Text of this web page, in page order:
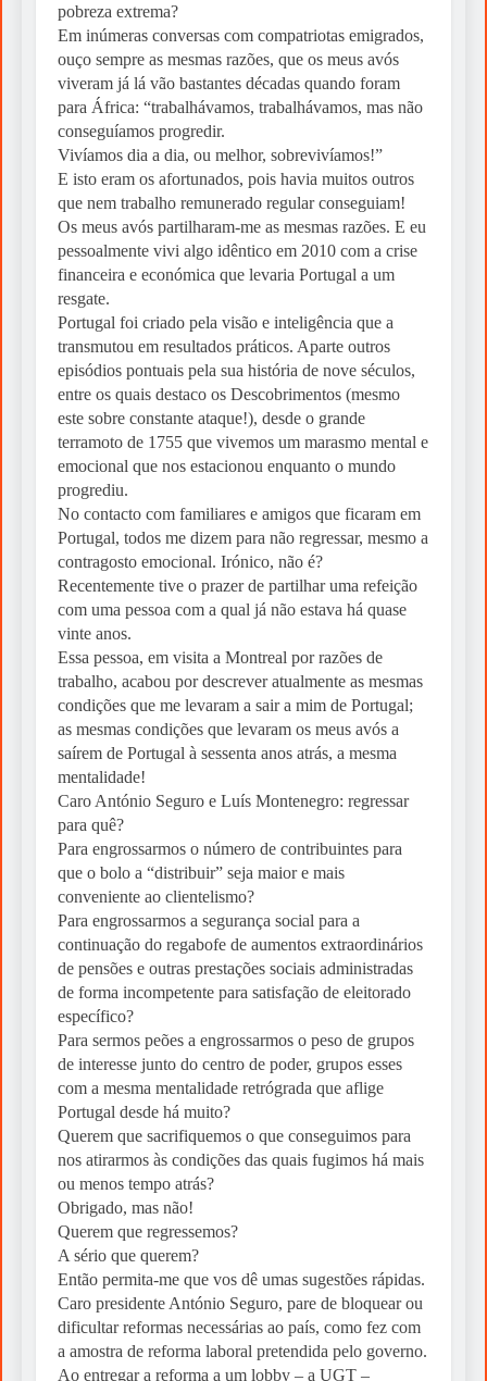
pobreza extrema?
Em inúmeras conversas com compatriotas emigrados,
ouço sempre as mesmas razões, que os meus avós
viveram já lá vão bastantes décadas quando foram
para África: “trabalhávamos, trabalhávamos, mas não
conseguíamos progredir.
Vivíamos dia a dia, ou melhor, sobrevivíamos!”
E isto eram os afortunados, pois havia muitos outros
que nem trabalho remunerado regular conseguiam!
Os meus avós partilharam-me as mesmas razões. E eu
pessoalmente vivi algo idêntico em 2010 com a crise
financeira e económica que levaria Portugal a um
resgate.
Portugal foi criado pela visão e inteligência que a
transmutou em resultados práticos. Aparte outros
episódios pontuais pela sua história de nove séculos,
entre os quais destaco os Descobrimentos (mesmo
este sobre constante ataque!), desde o grande
terramoto de 1755 que vivemos um marasmo mental e
emocional que nos estacionou enquanto o mundo
progrediu.
No contacto com familiares e amigos que ficaram em
Portugal, todos me dizem para não regressar, mesmo a
contragosto emocional. Irónico, não é?
Recentemente tive o prazer de partilhar uma refeição
com uma pessoa com a qual já não estava há quase
vinte anos.
Essa pessoa, em visita a Montreal por razões de
trabalho, acabou por descrever atualmente as mesmas
condições que me levaram a sair a mim de Portugal;
as mesmas condições que levaram os meus avós a
saírem de Portugal à sessenta anos atrás, a mesma
mentalidade!
Caro António Seguro e Luís Montenegro: regressar
para quê?
Para engrossarmos o número de contribuintes para
que o bolo a “distribuir” seja maior e mais
conveniente ao clientelismo?
Para engrossarmos a segurança social para a
continuação do regabofe de aumentos extraordinários
de pensões e outras prestações sociais administradas
de forma incompetente para satisfação de eleitorado
específico?
Para sermos peões a engrossarmos o peso de grupos
de interesse junto do centro de poder, grupos esses
com a mesma mentalidade retrógrada que aflige
Portugal desde há muito?
Querem que sacrifiquemos o que conseguimos para
nos atirarmos às condições das quais fugimos há mais
ou menos tempo atrás?
Obrigado, mas não!
Querem que regressemos?
A sério que querem?
Então permita-me que vos dê umas sugestões rápidas.
Caro presidente António Seguro, pare de bloquear ou
dificultar reformas necessárias ao país, como fez com
a amostra de reforma laboral pretendida pelo governo.
Ao entregar a reforma a um lobby – a UGT –